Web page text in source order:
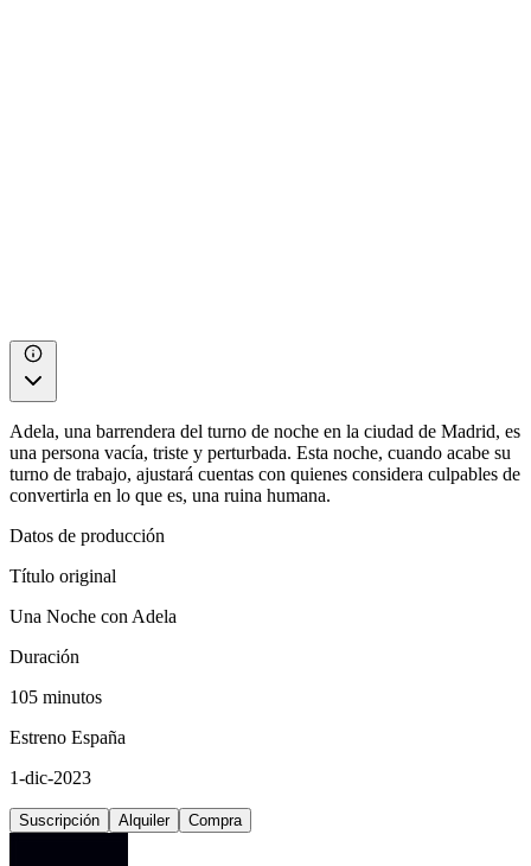
Adela, una barrendera del turno de noche en la ciudad de Madrid, es
una persona vacía, triste y perturbada. Esta noche, cuando acabe su
turno de trabajo, ajustará cuentas con quienes considera culpables de
convertirla en lo que es, una ruina humana.
Datos de producción
Título original
Una Noche con Adela
Duración
105 minutos
Estreno España
1-dic-2023
Suscripción Alquiler Compra